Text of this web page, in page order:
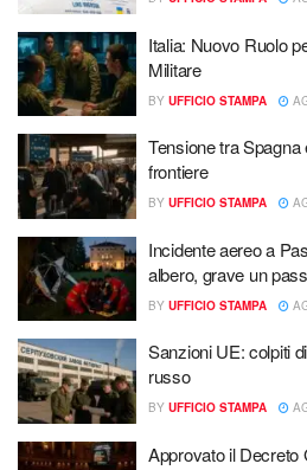
Italia: Nuovo Ruolo
Militare
BY UFFICIO STAMPA
Tensione tra Spagna
frontiere
BY UFFICIO STAMPA
Incidente aereo a
albero, grave un
BY UFFICIO STAMPA
Sanzioni UE: colpiti
russo
BY UFFICIO STAMPA
Approvato il Decreto